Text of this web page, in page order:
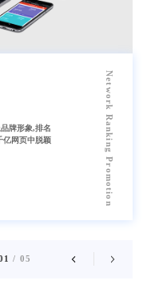
牌形象,排名
亿网页中脱颖
Network Ranking Promotion
计，全响应
十个行业全
程序和公众
盖各行各业，
程序和公众
盖各行各业，
；我们尝试
与客户直接
1 / 05